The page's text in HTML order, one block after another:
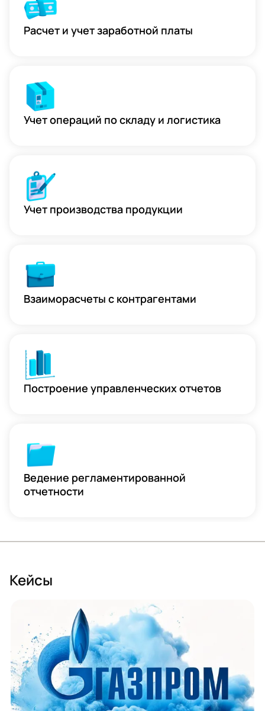
Расчет и учет заработной платы
Учет операций по складу и логистика
Учет производства продукции
Взаиморасчеты с контрагентами
Построение управленческих отчетов
Ведение регламентированной
отчетности
кейсы